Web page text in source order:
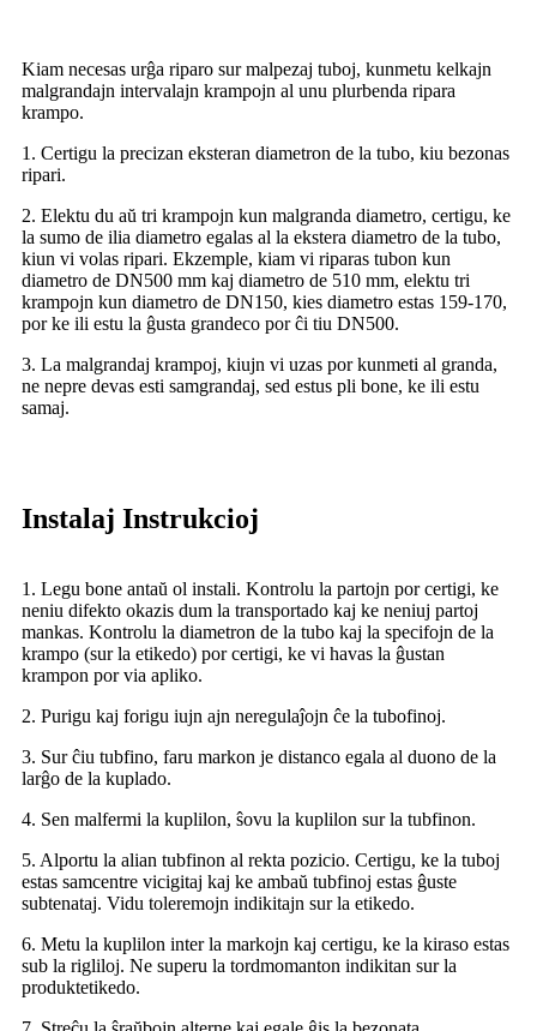
Kiam necesas urĝa riparo sur malpezaj tuboj, kunmetu kelkajn
malgrandajn intervalajn krampojn al unu plurbenda ripara
krampo.
1. Certigu la precizan eksteran diametron de la tubo, kiu bezonas
ripari.
2. Elektu du aŭ tri krampojn kun malgranda diametro, certigu, ke
la sumo de ilia diametro egalas al la ekstera diametro de la tubo,
kiun vi volas ripari. Ekzemple, kiam vi riparas tubon kun
diametro de DN500 mm kaj diametro de 510 mm, elektu tri
krampojn kun diametro de DN150, kies diametro estas 159-170,
por ke ili estu la ĝusta grandeco por ĉi tiu DN500.
3. La malgrandaj krampoj, kiujn vi uzas por kunmeti al granda,
ne nepre devas esti samgrandaj, sed estus pli bone, ke ili estu
samaj.
Instalaj Instrukcioj
1. Legu bone antaŭ ol instali. Kontrolu la partojn por certigi, ke
neniu difekto okazis dum la transportado kaj ke neniuj partoj
mankas. Kontrolu la diametron de la tubo kaj la specifojn de la
krampo (sur la etikedo) por certigi, ke vi havas la ĝustan
krampon por via apliko.
2. Purigu kaj forigu iujn ajn neregulaĵojn ĉe la tubofinoj.
3. Sur ĉiu tubfino, faru markon je distanco egala al duono de la
larĝo de la kuplado.
4. Sen malfermi la kuplilon, ŝovu la kuplilon sur la tubfinon.
5. Alportu la alian tubfinon al rekta pozicio. Certigu, ke la tuboj
estas samcentre vicigitaj kaj ke ambaŭ tubfinoj estas ĝuste
subtenataj. Vidu toleremojn indikitajn sur la etikedo.
6. Metu la kuplilon inter la markojn kaj certigu, ke la kiraso estas
sub la rigliloj. Ne superu la tordmomanton indikitan sur la
produktetikedo.